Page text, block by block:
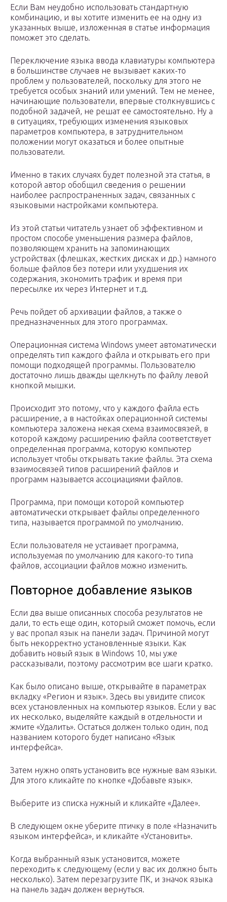
Если Вам неудобно использовать стандартную
комбинацию, и вы хотите изменить ее на одну из
указанных выше, изложенная в статье информация
поможет это сделать.
Переключение языка ввода клавиатуры компьютера
в большинстве случаев не вызывает каких-то
проблем у пользователей, поскольку для этого не
требуется особых знаний или умений. Тем не менее,
начинающие пользователи, впервые столкнувшись с
подобной задачей, не решат ее самостоятельно. Ну а
в ситуациях, требующих изменения языковых
параметров компьютера, в затруднительном
положении могут оказаться и более опытные
пользователи.
Именно в таких случаях будет полезной эта статья, в
которой автор обобщил сведения о решении
наиболее распространенных задач, связанных с
языковыми настройками компьютера.
Из этой статьи читатель узнает об эффективном и
простом способе уменьшения размера файлов,
позволяющем хранить на запоминающих
устройствах (флешках, жестких дисках и др.) намного
больше файлов без потери или ухудшения их
содержания, экономить трафик и время при
пересылке их через Интернет и т.д.
Речь пойдет об архивации файлов, а также о
предназначенных для этого программах.
Операционная система Windows умеет автоматически
определять тип каждого файла и открывать его при
помощи подходящей программы. Пользователю
достаточно лишь дважды щелкнуть по файлу левой
кнопкой мышки.
Происходит это потому, что у каждого файла есть
расширение, а в настойках операционной системы
компьютера заложена некая схема взаимосвязей, в
которой каждому расширению файла соответствует
определенная программа, которую компьютер
использует чтобы открывать такие файлы. Эта схема
взаимосвязей типов расширений файлов и
программ называется ассоциациями файлов.
Программа, при помощи которой компьютер
автоматически открывает файлы определенного
типа, называется программой по умолчанию.
Если пользователя не устаивает программа,
используемая по умолчанию для какого-то типа
файлов, ассоциации файлов можно изменить.
Повторное добавление языков
Если два выше описанных способа результатов не
дали, то есть еще один, который сможет помочь, если
у вас пропал язык на панели задач. Причиной могут
быть некорректно установленные языки. Как
добавить новый язык в Windows 10, мы уже
рассказывали, поэтому рассмотрим все шаги кратко.
Как было описано выше, открывайте в параметрах
вкладку «Регион и язык». Здесь вы увидите список
всех установленных на компьютер языков. Если у вас
их несколько, выделяйте каждый в отдельности и
жмите «Удалить». Остаться должен только один, под
названием которого будет написано «Язык
интерфейса».
Затем нужно опять установить все нужные вам языки.
Для этого кликайте по кнопке «Добавьте язык».
Выберите из списка нужный и кликайте «Далее».
В следующем окне уберите птичку в поле «Назначить
языком интерфейса», и кликайте «Установить».
Когда выбранный язык установится, можете
переходить к следующему (если у вас их должно быть
несколько). Затем перезагрузите ПК, и значок языка
на панель задач должен вернуться.